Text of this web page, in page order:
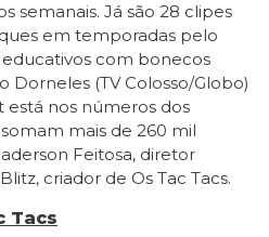
semanais. Já são 28 clipes
em temporadas pelo
com bonecos
(TV Colosso/Globo)
está nos números dos
mais de 260 mil
Feitosa, diretor
criador de Os Tac Tacs.
Tacs